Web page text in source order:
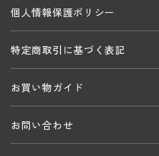
個人情報保護ポリシー
特定商取引に基づく表記
お買い物ガイド
お問い合わせ